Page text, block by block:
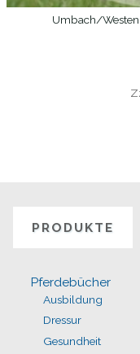
Umbach/
PRODUKTE
Pferdebücher
Ausbildung
Dressur
Gesundheit